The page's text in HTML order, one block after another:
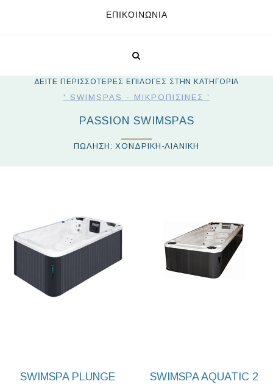
ΕΠΙΚΟΙΝΩΝΊΑ
ΔΕΙΤΕ ΠΕΡΙΣΣΟΤΕΡΕΣ ΕΠΙΛΟΓΕΣ ΣΤΗΝ ΚΑΤΗΓΟΡΙΑ
' SWIMSPAS - ΜΙΚΡΟΠΙΣΊΝΕΣ '
PASSION SWIMSPAS
ΠΩΛΗΣΗ: ΧΟΝΔΡΙΚΗ-ΛΙΑΝΙΚΗ
SWIMSPA PLUNGE
SWIMSPA AQUATIC 2